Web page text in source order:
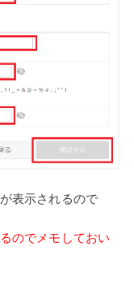
表示されるので
のでメモしておい